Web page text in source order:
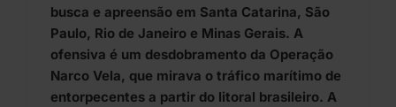
busca e apreensão em Santa Catarina, São
Paulo, Rio de Janeiro e Minas Gerais. A
ofensiva é um desdobramento da Operação
Narco Vela, que mirava o tráfico marítimo de
entorpecentes a partir do litoral brasileiro. A